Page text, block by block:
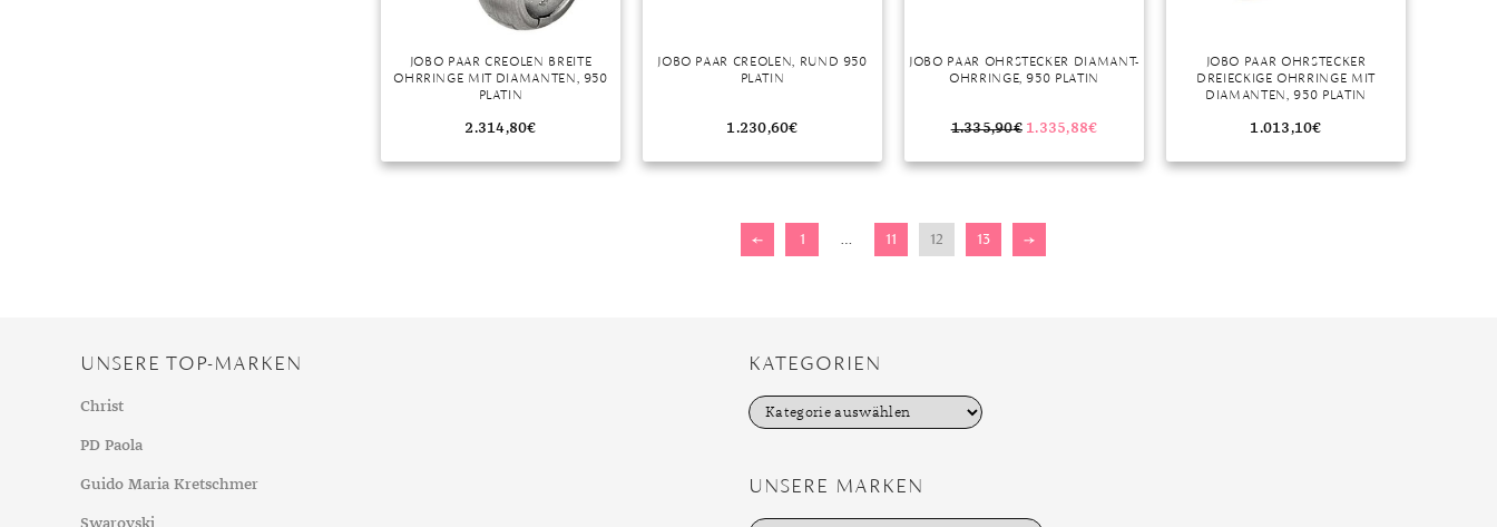
JOBO PAAR CREOLEN BREITE
OHRRINGE MIT DIAMANTEN, 950
PLATIN
2.314,80€
JOBO PAAR CREOLEN, RUND 950
PLATIN
1.230,60€
JOBO PAAR OHRSTECKER DIAMANT-
OHRRINGE, 950 PLATIN
1.335,90€ 1.335,88€
JOBO PAAR OHRSTECKER
DREIECKIGE OHRRINGE MIT
DIAMANTEN, 950 PLATIN
1.013,10€
← 1 … 11 12 13 →
UNSERE TOP-MARKEN
Christ
PD Paola
Guido Maria Kretschmer
Swarovski
KATEGORIEN
K
a
o
UNSERE MARKEN